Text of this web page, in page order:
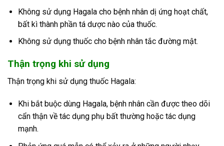
Không sử dụng Hagala cho bệnh nhân dị ứng hoạt chất,
bất kì thành phần tá dược nào của thuốc.
Không sử dụng thuốc cho bệnh nhân tắc đường mật.
Thận trọng khi sử dụng
Thận trọng khi sử dụng thuốc Hagala:
Khi bắt buộc dùng Hagala, bệnh nhân cần được theo dõi
cẩn thận về tác dụng phụ bất thường hoặc tác dụng
mạnh.